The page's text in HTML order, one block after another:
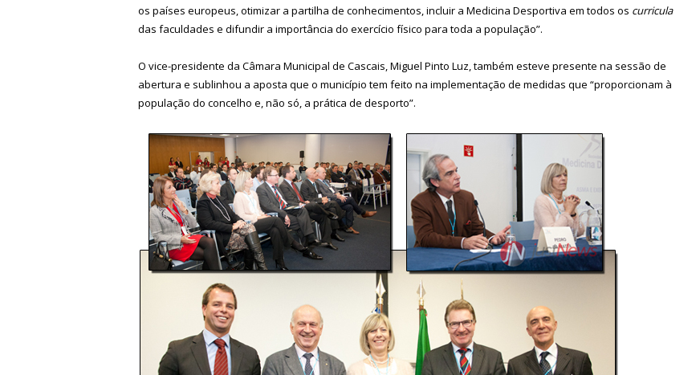
os países europeus, otimizar a partilha de conhecimentos, incluir a Medicina Desportiva em todos os curricula
das faculdades e difundir a importância do exercício físico para toda a população”.
O vice-presidente da Câmara Municipal de Cascais, Miguel Pinto Luz, também esteve presente na sessão de
abertura e sublinhou a aposta que o município tem feito na implementação de medidas que “proporcionam à
população do concelho e, não só, a prática de desporto”.